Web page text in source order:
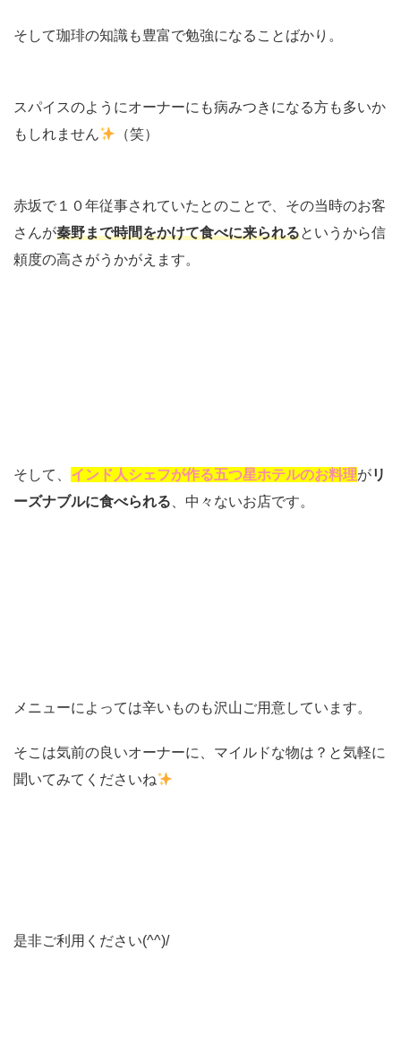
そして珈琲の知識も豊富で勉強になることばかり。
スパイスのようにオーナーにも病みつきになる方も多いか
もしれません
（笑）
赤坂で１０年従事されていたとのことで、その当時のお客
さんが秦野まで時間をかけて食べに来られるというから信
頼度の高さがうかがえます。
そして、 インド人シェフが作る五つ星ホテルのお料理がリ
ーズナブルに食べられる、中々ないお店です。
メニューによっては辛いものも沢山ご用意しています。
そこは気前の良いオーナーに、マイルドな物は？と気軽に
聞いてみてくださいね
是非ご利用ください(^^)/